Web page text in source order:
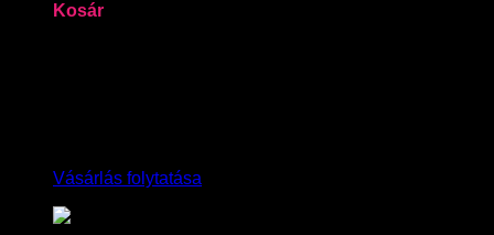
Kosár
Vásárlás folytatása